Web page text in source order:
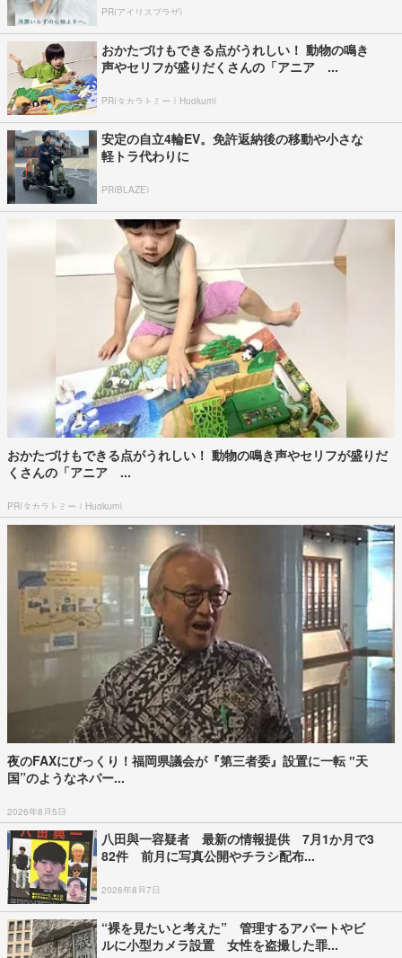
PR(アイリスプラザ)
おかたづけもできる点がうれしい！ 動物の鳴き
声やセリフが盛りだくさんの「アニア ...
PR(タカラトミー｜Hugkum)
安定の自立4輪EV。免許返納後の移動や小さな
軽トラ代わりに
PR(BLAZE)
おかたづけもできる点がうれしい！ 動物の鳴き声やセリフが盛りだ
くさんの「アニア ...
PR(タカラトミー｜Hugkum)
夜のFAXにびっくり！福岡県議会が『第三者委』設置に一転 ‟天
国”のようなネパー...
2026年8月5日
八田與一容疑者 最新の情報提供 7月1か月で3
82件 前月に写真公開やチラシ配布...
2026年8月7日
“裸を見たいと考えた” 管理するアパートやビ
ルに小型カメラ設置 女性を盗撮した罪...